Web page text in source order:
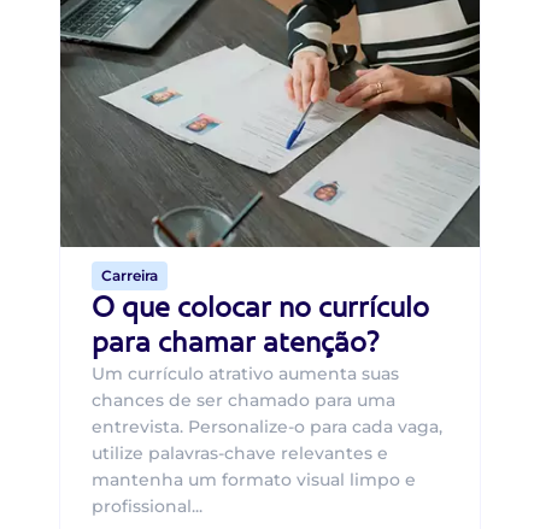
Carreira
O que colocar no currículo
para chamar atenção?
Um currículo atrativo aumenta suas
chances de ser chamado para uma
entrevista. Personalize-o para cada vaga,
utilize palavras-chave relevantes e
mantenha um formato visual limpo e
profissional...